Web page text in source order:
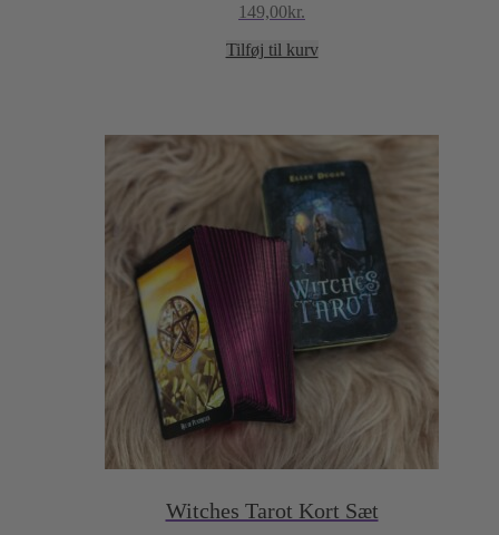
149,00kr.
Tilføj til kurv
Witches Tarot Kort Sæt